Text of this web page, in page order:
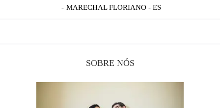
MARECHAL FLORIANO - ES
SOBRE NÓS